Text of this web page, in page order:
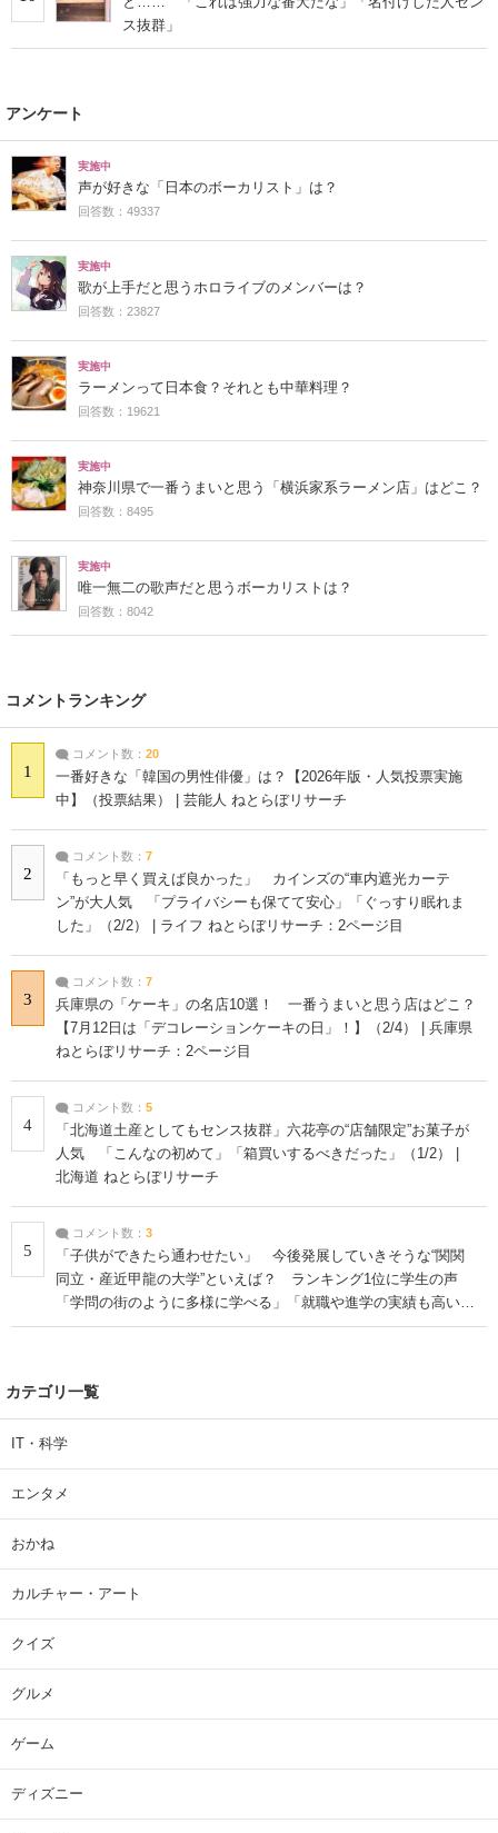
ス抜群」
アンケート
実施中
声が好きな「日本のボーカリスト」は？
回答数：49337
実施中
歌が上手だと思うホロライブのメンバーは？
回答数：23827
実施中
ラーメンって日本食？それとも中華料理？
回答数：19621
実施中
神奈川県で一番うまいと思う「横浜家系ラーメン店」はどこ？
回答数：8495
実施中
唯一無二の歌声だと思うボーカリストは？
回答数：8042
コメントランキング
1
コメント数： 20
一番好きな「韓国の男性俳優」は？【2026年版・人気投票実施
中】（投票結果） | 芸能人 ねとらぼリサーチ
2
コメント数： 7
「もっと早く買えば良かった」 カインズの“車内遮光カーテ
ン”が大人気 「プライバシーも保てて安心」「ぐっすり眠れま
した」（2/2） | ライフ ねとらぼリサーチ：2ページ目
3
コメント数： 7
兵庫県の「ケーキ」の名店10選！ 一番うまいと思う店はどこ？
【7月12日は「デコレーションケーキの日」！】（2/4） | 兵庫県
ねとらぼリサーチ：2ページ目
4
コメント数： 5
「北海道土産としてもセンス抜群」六花亭の“店舗限定”お菓子が
人気 「こんなの初めて」「箱買いするべきだった」（1/2） |
北海道 ねとらぼリサーチ
5
コメント数： 3
「子供ができたら通わせたい」 今後発展していきそうな“関関
同立・産近甲龍の大学”といえば？ ランキング1位に学生の声
「学問の街のように多様に学べる」「就職や進学の実績も高い」
| 大学 ねとらぼリサーチ
カテゴリ一覧
IT・科学
エンタメ
おかね
カルチャー・アート
クイズ
グルメ
ゲーム
ディズニー